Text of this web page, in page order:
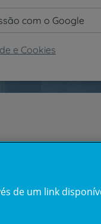
com o Google
e Cookies
de um link